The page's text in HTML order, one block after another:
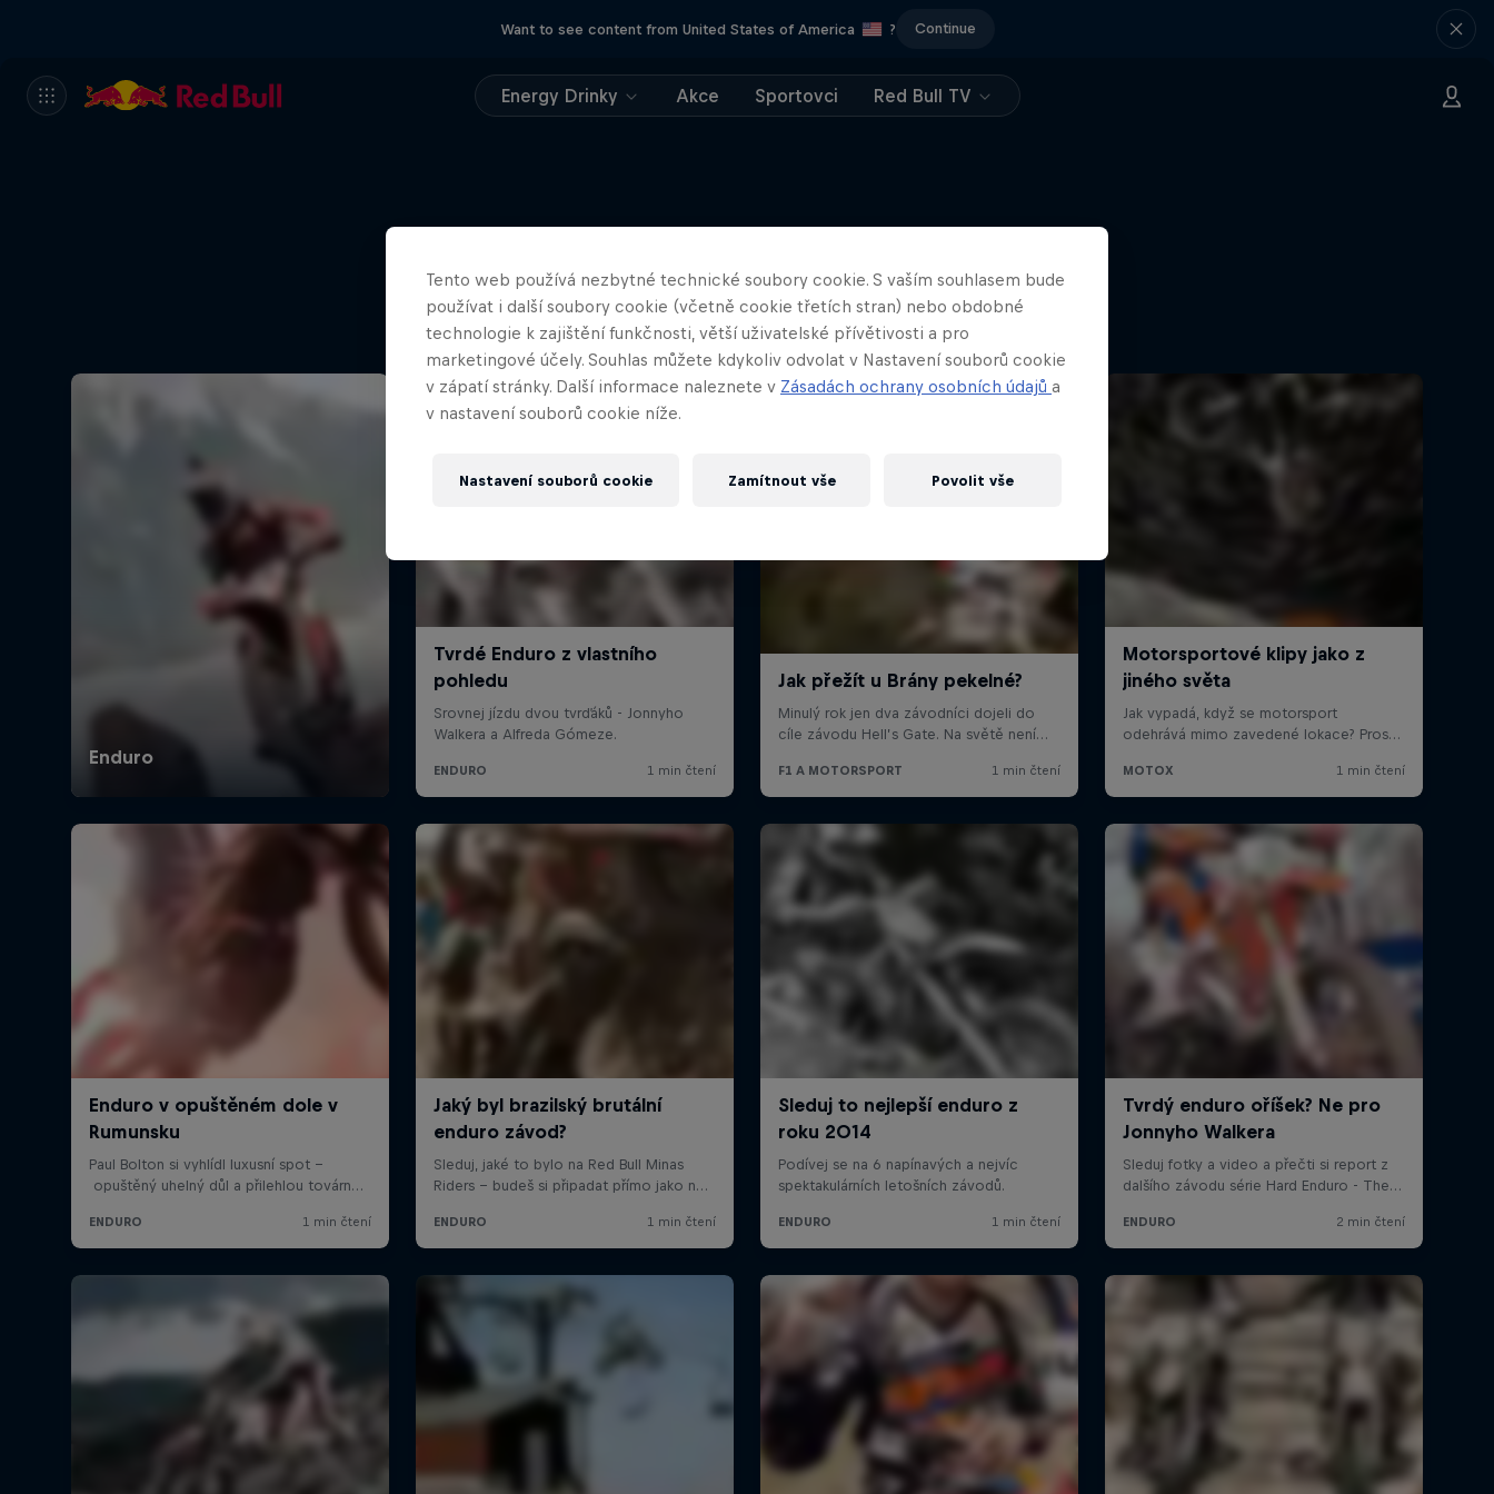
Want to see content from United States of America ? Continue
Energy Drinky Akce Sportovci Red Bull TV
Něco podobného?
Tento web používá nezbytné technické soubory cookie. S vaším souhlasem bude
používat i další soubory cookie (včetně cookie třetích stran) nebo obdobné
technologie k zajištění funkčnosti, větší uživatelské přívětivosti a pro
marketingové účely. Souhlas můžete kdykoliv odvolat v Nastavení souborů cookie
v zápatí stránky. Další informace naleznete v Zásadách ochrany osobních údajů a
v nastavení souborů cookie níže.
Nastavení souborů cookie Zamítnout vše Povolit vše